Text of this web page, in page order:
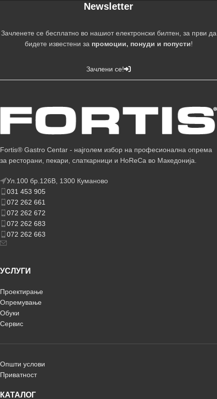
Newsletter
Зачленете се бесплатно во нашиот електронски билтен, за први да
бидете известени за промоции, понуди и попусти!
Зачлени се!
Fortis® Gastro Centar - најголем избор на професионална опрема
за ресторани, пекари, слаткарници и HoReCa во Македонија.
Ул.100 бр.126В, 1300 Куманово
031 453 905
072 262 661
072 262 672
072 262 683
072 262 663
УСЛУГИ
Проектирање
Опремување
Обуки
Сервис
Општи услови
Приватност
КАТАЛОГ